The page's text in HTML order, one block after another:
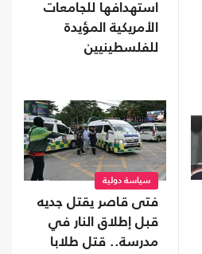
استهدافها للجامعات
الأمريكية المؤيدة
للفلسطينيين
سياسة دولية
فتى قاصر يقتل جديه
قبل إطلاق النار في
مدرسة.. قتل طلابا